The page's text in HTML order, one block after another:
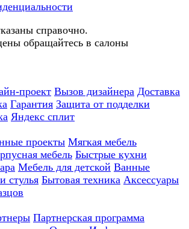
справочно.
обращайтесь в салоны
проект Вызов дизайнера Доставка
Гарантия Защита от подделки
Яндекс сплит
проекты Мягкая мебель
мебель Быстрые кухни
Мебель для детской Ванные
стулья Бытовая техника Аксессуары
Партнерская программа